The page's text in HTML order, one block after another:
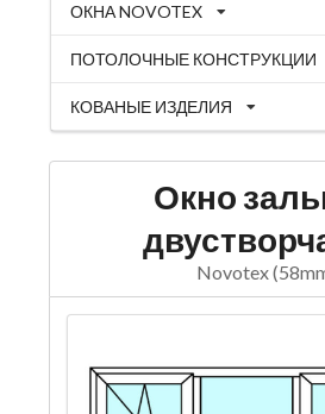
ОКНА NOVOTEX
ПОТОЛОЧНЫЕ КОНСТРУКЦИИ
КОВАНЫЕ ИЗДЕЛИЯ
Окно
Novotex